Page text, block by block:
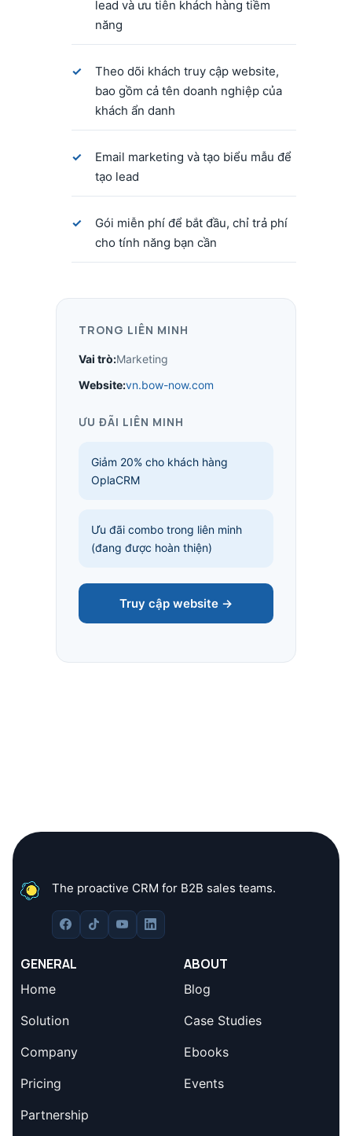
lead và ưu tiên khách hàng tiềm
năng
Theo dõi khách truy cập website,
bao gồm cả tên doanh nghiệp của
khách ẩn danh
Email marketing và tạo biểu mẫu để
tạo lead
Gói miễn phí để bắt đầu, chỉ trả phí
cho tính năng bạn cần
TRONG LIÊN MINH
Vai trò:Marketing
Website:vn.bow-now.com
ƯU ĐÃI LIÊN MINH
Giảm 20% cho khách hàng
OplaCRM
Ưu đãi combo trong liên minh
(đang được hoàn thiện)
Truy cập website →
The proactive CRM for B2B sales teams.
GENERAL
Home
Solution
Company
Pricing
Partnership
ABOUT
Blog
Case Studies
Ebooks
Events